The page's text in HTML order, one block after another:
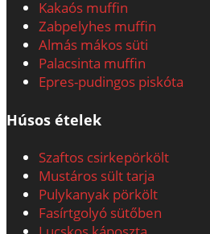
Kakaós muffin
Zabpelyhes muffin
Almás mákos süti
Palacsinta muffin
Epres-pudingos piskóta
Húsos ételek
Szaftos csirkepörkölt
Mustáros sült tarja
Pulykanyak pörkölt
Fasírtgolyó sütőben